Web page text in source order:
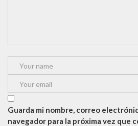
Guarda mi nombre, correo
navegador para la próxima vez que